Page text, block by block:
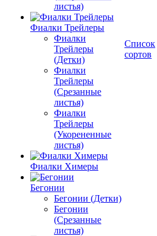
листья)
Фиалки Трейлеры
Фиалки
Трейлеры
(Детки)
Фиалки
Трейлеры
(Срезанные
листья)
Фиалки
Трейлеры
(Укорененные
листья)
Фиалки Химеры
Бегонии
Бегонии (Детки)
Бегонии
(Срезанные
листья)
Список
сортов